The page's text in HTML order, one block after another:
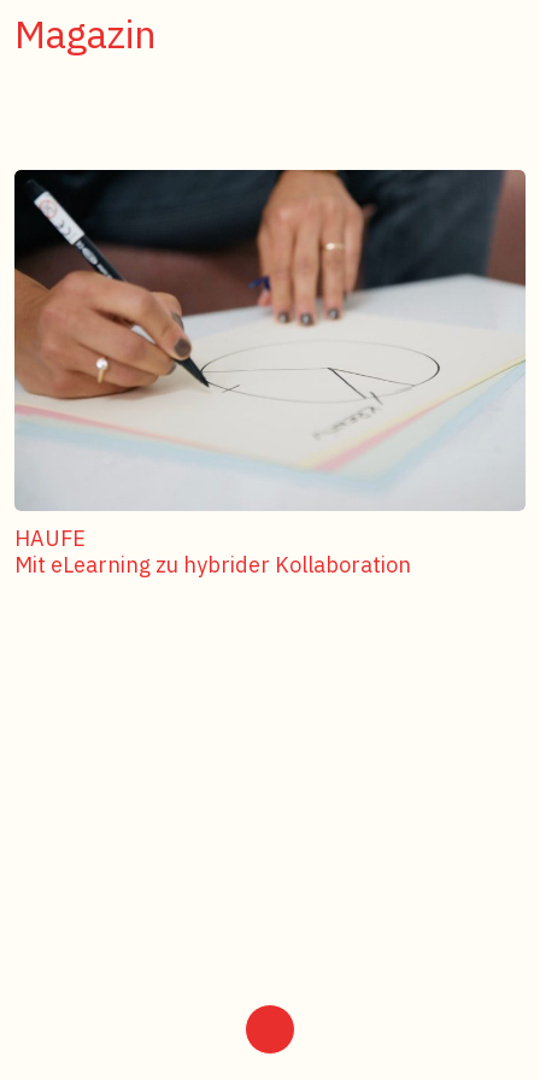
Magazin
HAUFE
Mit eLearning zu hybrider Kollaboration